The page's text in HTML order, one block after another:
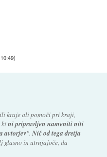
)
kraje ali pomoči pri kraji,
kini pripravljen nameniti niti
avtorjev".Nič od tega dretja
glasno in utrujajoče, da